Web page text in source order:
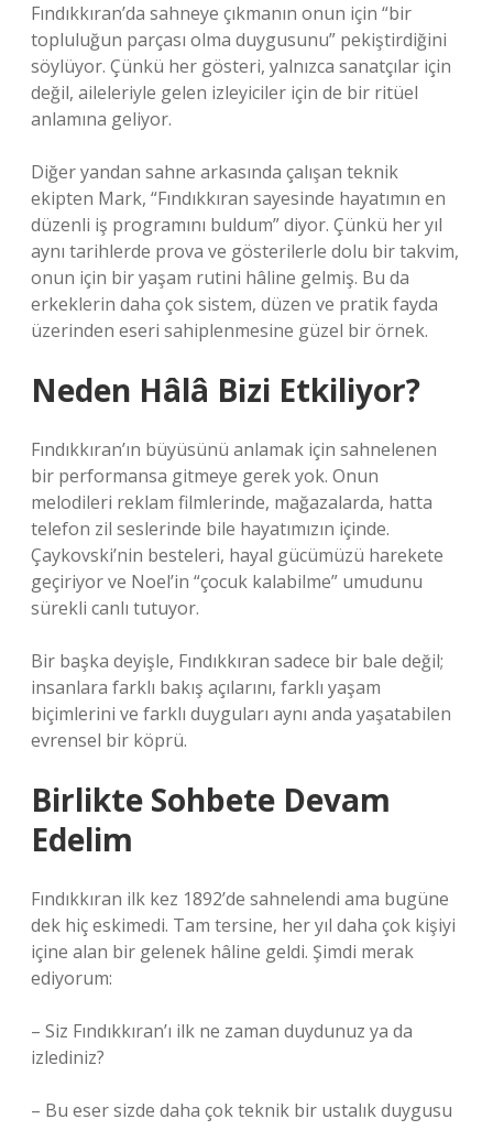
Fındıkkıran’da sahneye çıkmanın onun için “bir
topluluğun parçası olma duygusunu” pekiştirdiğini
söylüyor. Çünkü her gösteri, yalnızca sanatçılar için
değil, aileleriyle gelen izleyiciler için de bir ritüel
anlamına geliyor.
Diğer yandan sahne arkasında çalışan teknik
ekipten Mark, “Fındıkkıran sayesinde hayatımın en
düzenli iş programını buldum” diyor. Çünkü her yıl
aynı tarihlerde prova ve gösterilerle dolu bir takvim,
onun için bir yaşam rutini hâline gelmiş. Bu da
erkeklerin daha çok sistem, düzen ve pratik fayda
üzerinden eseri sahiplenmesine güzel bir örnek.
Neden Hâlâ Bizi Etkiliyor?
Fındıkkıran’ın büyüsünü anlamak için sahnelenen
bir performansa gitmeye gerek yok. Onun
melodileri reklam filmlerinde, mağazalarda, hatta
telefon zil seslerinde bile hayatımızın içinde.
Çaykovski’nin besteleri, hayal gücümüzü harekete
geçiriyor ve Noel’in “çocuk kalabilme” umudunu
sürekli canlı tutuyor.
Bir başka deyişle, Fındıkkıran sadece bir bale değil;
insanlara farklı bakış açılarını, farklı yaşam
biçimlerini ve farklı duyguları aynı anda yaşatabilen
evrensel bir köprü.
Birlikte Sohbete Devam
Edelim
Fındıkkıran ilk kez 1892’de sahnelendi ama bugüne
dek hiç eskimedi. Tam tersine, her yıl daha çok kişiyi
içine alan bir gelenek hâline geldi. Şimdi merak
ediyorum:
– Siz Fındıkkıran’ı ilk ne zaman duydunuz ya da
izlediniz?
– Bu eser sizde daha çok teknik bir ustalık duygusu